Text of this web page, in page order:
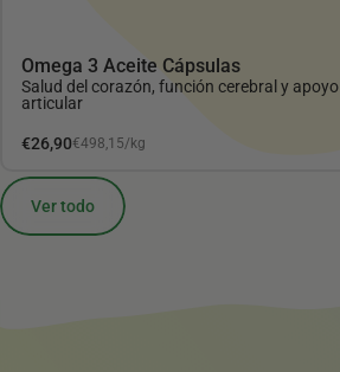
Omega 3 Aceite Cápsulas
Salud del corazón, función cerebral y apoyo
articular
€26,90
Precio unitario
€498,15/
por kg
Ver todo